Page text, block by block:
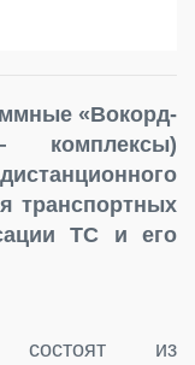
«Вокорд-
транспортных
ТС и его
состоят из